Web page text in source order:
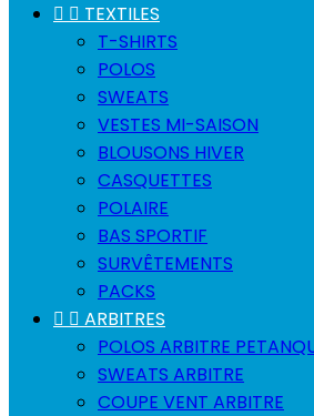
  TEXTILES
T-SHIRTS
POLOS
SWEATS
VESTES MI-SAISON
BLOUSONS HIVER
CASQUETTES
POLAIRE
BAS SPORTIF
SURVÊTEMENTS
PACKS
  ARBITRES
POLOS ARBITRE
SWEATS ARBITRE
COUPE VENT ARBITRE